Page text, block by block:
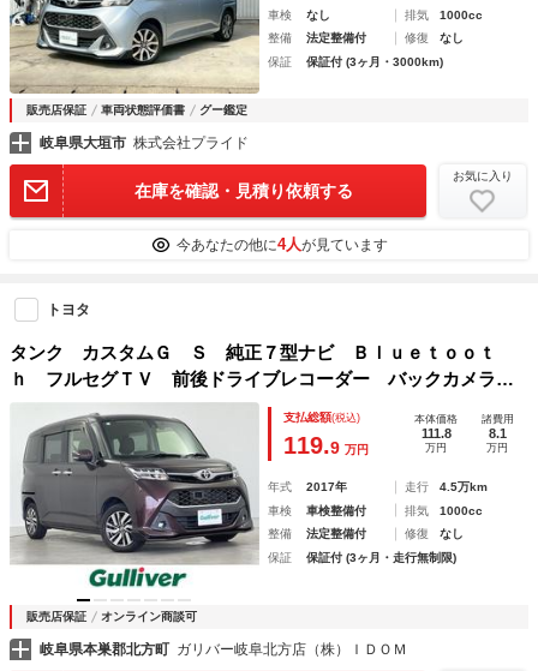
車検
なし 排気
1000cc
整備
法定整備付 修復
なし
保証
保証付 (3ヶ月・3000km)
販売店保証 車両状態評価書 グー鑑定
岐阜県大垣市 株式会社プライド
在庫を確認・見積り依頼する
お気に入り
今あなたの他に4人が見ています
トヨタ
タンク カスタムＧ Ｓ 純正７型ナビ Ｂｌｕｅｔｏｏｔ
ｈ フルセグＴＶ 前後ドライブレコーダー バックカメラ
ビルトインＥＴＣ シートヒーター パワーステアリング ク
ルーズコントロール 両側パワースライドドア ドアバイザー
支払総額(税込)
119.9 万円
本体価格
111.8
万円
諸費用
8.1
万円
年式 2017年 走行
4.5万km
車検
車検整備付 排気
1000cc
整備
法定整備付 修復
なし
保証
保証付 (3ヶ月・走行無制限)
販売店保証 オンライン商談可
岐阜県本巣郡北方町 ガリバー岐阜北方店（株）ＩＤＯＭ